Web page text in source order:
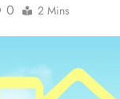
0 2 Mins